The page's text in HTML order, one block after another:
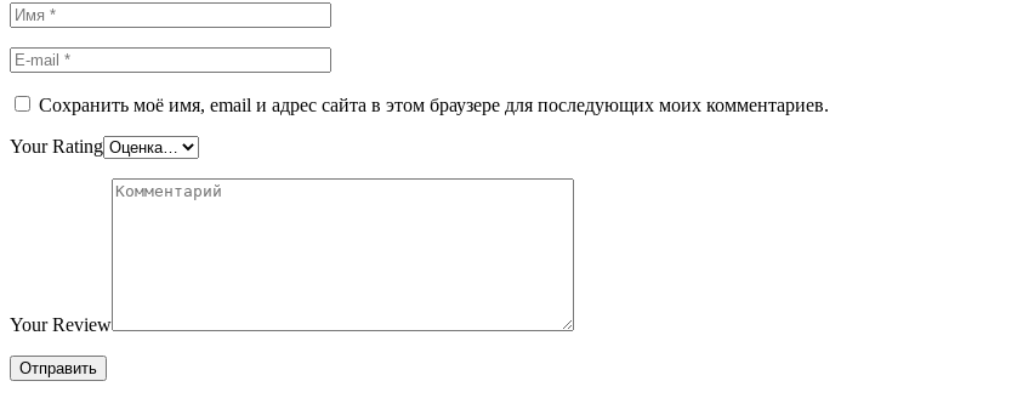
Сохранить моё имя, email и адрес сайта в этом браузере для последующих моих комментариев.
Your Rating
Your Review